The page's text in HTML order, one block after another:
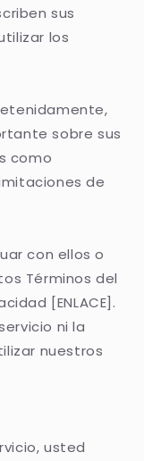
sus
los
sobre sus
como
de
con ellos o
Términos del
[ENLACE].
ni la
nuestros
usted